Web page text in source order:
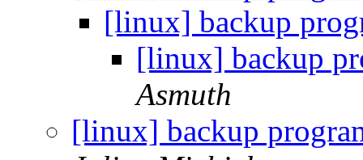
[linux] backup
[linux] backup
Asmuth
[linux] backup